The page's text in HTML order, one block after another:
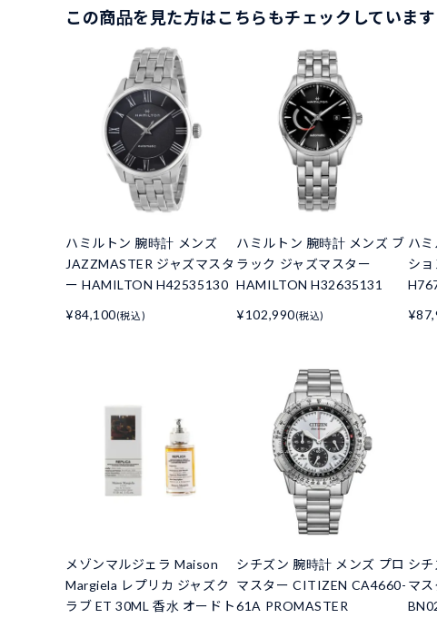
この商品を見た方はこちらもチェックしています
ハミルトン 腕時計 メンズ
JAZZMASTER ジャズマスタ
ー HAMILTON H42535130
¥84,100(税込)
ハミルトン 腕時計 メンズ ブ
ラック ジャズマスター
HAMILTON H32635131
¥102,990(税込)
ハ
シ
メゾンマルジェラ Maison
Margiela レプリカ ジャズク
ラブ ET 30ML 香水 オードト
シチズン 腕時計 メンズ プロ
マスター CITIZEN CA4660-
61A PROMASTER
シ
マ